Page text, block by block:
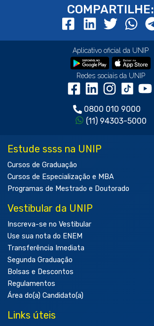
COMPARTILHE:
Aplicativo oficial da UNIP
Redes sociais da UNIP
0800 010 9000
(11) 94303-5000
Estude ssss na UNIP
Cursos de Graduação
Cursos de Especialização e MBA
Programas de Mestrado e Doutorado
Vestibular da UNIP
Inscreva-se no Vestibular
Use sua nota do ENEM
Transferência Imediata
Segunda Graduação
Bolsas e Descontos
Regulamentos
Área do(a) Candidato(a)
Links úteis